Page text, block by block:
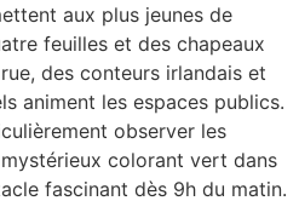
aux plus jeunes de
feuilles et des chapeaux
des conteurs irlandais et
animent les espaces publics.
observer les
colorant vert dans
fascinant dès 9h du matin.